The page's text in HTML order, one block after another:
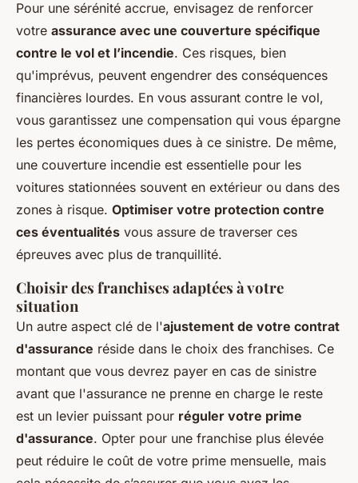
Pour une sérénité accrue, envisagez de renforcer
votre assurance avec une couverture spécifique
contre le vol et l’incendie. Ces risques, bien
qu'imprévus, peuvent engendrer des conséquences
financières lourdes. En vous assurant contre le vol,
vous garantissez une compensation qui vous épargne
les pertes économiques dues à ce sinistre. De même,
une couverture incendie est essentielle pour les
voitures stationnées souvent en extérieur ou dans des
zones à risque. Optimiser votre protection contre
ces éventualités vous assure de traverser ces
épreuves avec plus de tranquillité.
Choisir des franchises adaptées à votre
situation
Un autre aspect clé de l'ajustement de votre contrat
d'assurance réside dans le choix des franchises. Ce
montant que vous devrez payer en cas de sinistre
avant que l'assurance ne prenne en charge le reste
est un levier puissant pour réguler votre prime
d'assurance. Opter pour une franchise plus élevée
peut réduire le coût de votre prime mensuelle, mais